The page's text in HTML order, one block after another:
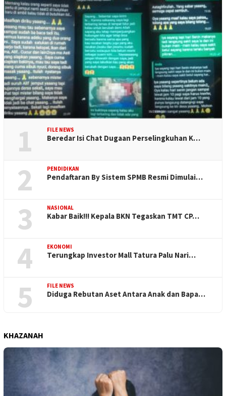
1 FILE NEWS
Beredar Isi Chat Dugaan Perselingkuhan K…
2 PENDIDIKAN
Pendaftaran By Sistem SPMB Resmi Dimulai…
3 NASIONAL
Kabar Baik!!! Kepala BKN Tegaskan TMT CP…
4 EKONOMI
Terungkap Investor Mall Tatura Palu Nari…
5 FILE NEWS
Diduga Rebutan Aset Antara Anak dan Bapa…
KHAZANAH